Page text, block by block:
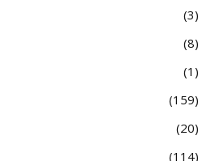
3
8
1
159
20
114